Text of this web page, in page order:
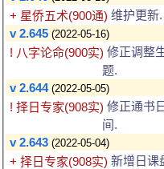
+ 星侨五术(900通) 维护更新.
v 2.645 (2022-05-16)
! 八字论命(900实) 修正调整
题.
v 2.644 (2022-05-05)
! 择日专家(908实) 修正通书
间.
v 2.643 (2022-05-04)
+ 择日专家(908实) 新增日课